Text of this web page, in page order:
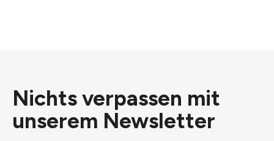
Nichts verpassen mit
unserem Newsletter